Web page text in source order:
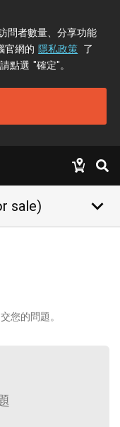
問者數量、分享功能
官網的 隱私政策 了
點選 "確定"。
sale) keyboard_arrow_down
您的問題。